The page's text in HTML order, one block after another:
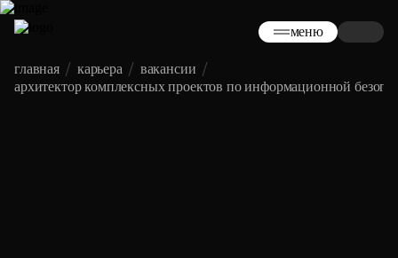
меню
главная карьера
вакансии
архитектор комплексных проектов по информационной